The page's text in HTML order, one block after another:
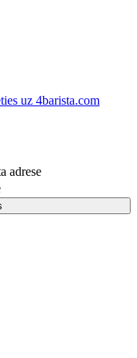
uz 4barista.com
adrese